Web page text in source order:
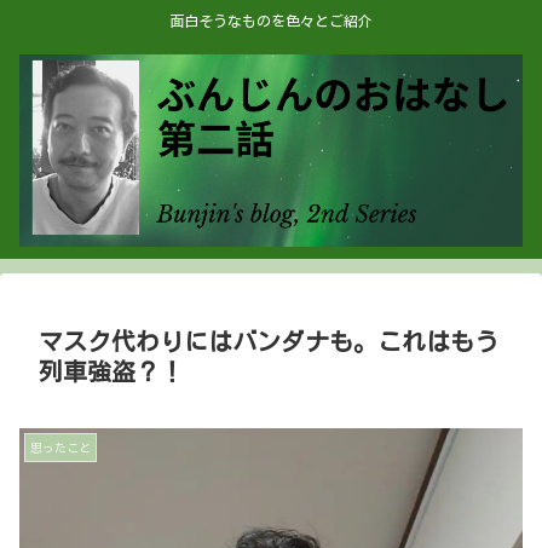
面白そうなものを色々とご紹介
マスク代わりにはバンダナも。これはもう
列車強盗？！
思ったこと